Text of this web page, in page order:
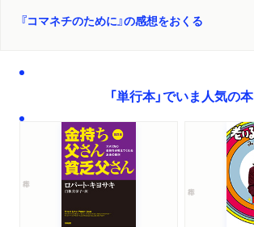
『コマネチのために』の感想をおくる
「単行本」でいま人気の本